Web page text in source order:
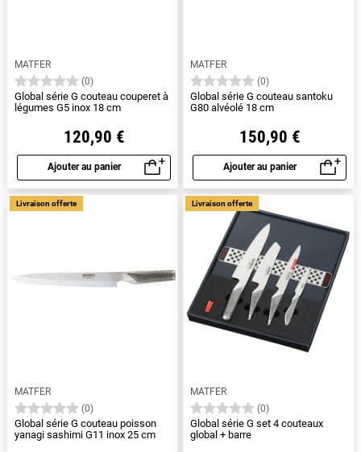
MATFER
(0)
Global série G couteau couperet à
légumes G5 inox 18 cm
120,90 €
Ajouter au panier
Aperçu rapide
MATFER
(0)
Global série G couteau santoku
G80 alvéolé 18 cm
150,90 €
Ajouter au panier
Aperçu rapide
MATFER
(0)
Global série G couteau poisson
yanagi sashimi G11 inox 25 cm
Livraison offerte
MATFER
(0)
Global série G set 4 couteaux
global + barre
Livraison offerte